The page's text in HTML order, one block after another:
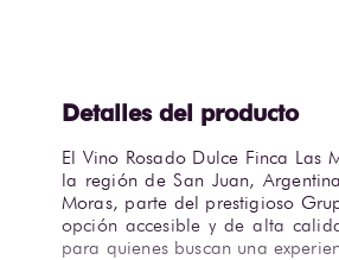
El Vino Rosado Dulce Finca Las
la región de San Juan,
Moras, parte del prestigioso
opción accesible y de alta
para quienes buscan una